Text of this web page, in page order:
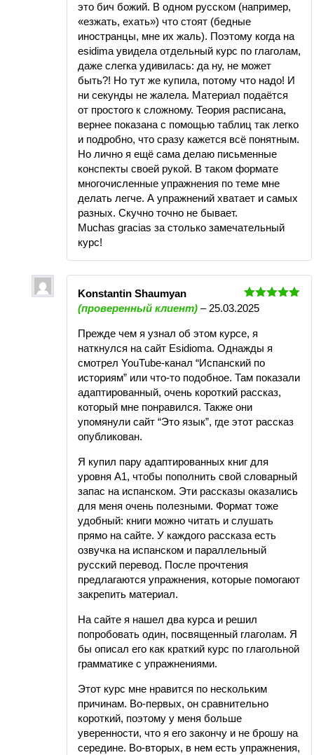
это бич божий. В одном русском (например,
«езжать, ехать») что стоят (бедные
иностранцы, мне их жаль). Поэтому когда на
esidima увидела отдельный курс по глаголам,
даже слегка удивилась: да ну, не может
быть?! Но тут же купила, потому что надо! И
ни секунды не жалела. Материал подаётся
от простого к сложному. Теория расписана,
вернее показана с помощью таблиц так легко
и подробно, что сразу кажется всё понятным.
Но лично я ещё сама делаю письменные
конспекты своей рукой. В таком формате
многочисленные упражнения по теме мне
делать легче. А упражнений хватает и самых
разных. Скучно точно не бывает.
Muchas gracias за столько замечательный
курс!
Оценка
Konstantin Shaumyan
(проверенный клиент) – 25.03.2025
Прежде чем я узнал об этом курсе, я
наткнулся на сайт Esidioma. Однажды я
смотрел YouTube-канал “Испанский по
историям” или что-то подобное. Там показали
адаптированный, очень короткий рассказ,
который мне понравился. Также они
упомянули сайт “Это язык”, где этот рассказ
опубликован.
Я купил пару адаптированных книг для
уровня А1, чтобы пополнить свой словарный
запас на испанском. Эти рассказы оказались
для меня очень полезными. Формат тоже
удобный: книги можно читать и слушать
прямо на сайте. У каждого рассказа есть
озвучка на испанском и параллельный
русский перевод. После прочтения
предлагаются упражнения, которые помогают
закрепить материал.
На сайте я нашел два курса и решил
попробовать один, посвященный глаголам. Я
бы описал его как краткий курс по глагольной
грамматике с упражнениями.
Этот курс мне нравится по нескольким
причинам. Во-первых, он сравнительно
короткий, поэтому у меня больше
уверенности, что я его закончу и не брошу на
середине. Во-вторых, в нем есть упражнения,